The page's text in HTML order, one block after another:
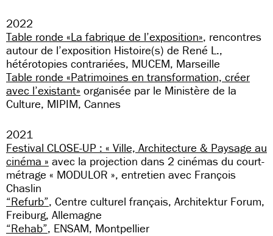
2022
Table ronde «La fabrique de l’exposition», rencontres
autour de l’exposition Histoire(s) de René L.,
hétérotopies contrariées, MUCEM, Marseille
Table ronde «Patrimoines en transformation, créer
avec l’existant» organisée par le Ministère de la
Culture, MIPIM, Cannes
2021
Festival CLOSE-UP : « Ville, Architecture & Paysage au
cinéma » avec la projection dans 2 cinémas du court-
métrage « MODULOR », entretien avec François
Chaslin
“Refurb”, Centre culturel français, Architektur Forum,
Freiburg, Allemagne
“Rehab”, ENSAM, Montpellier